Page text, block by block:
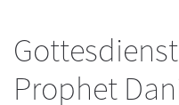
Prophet